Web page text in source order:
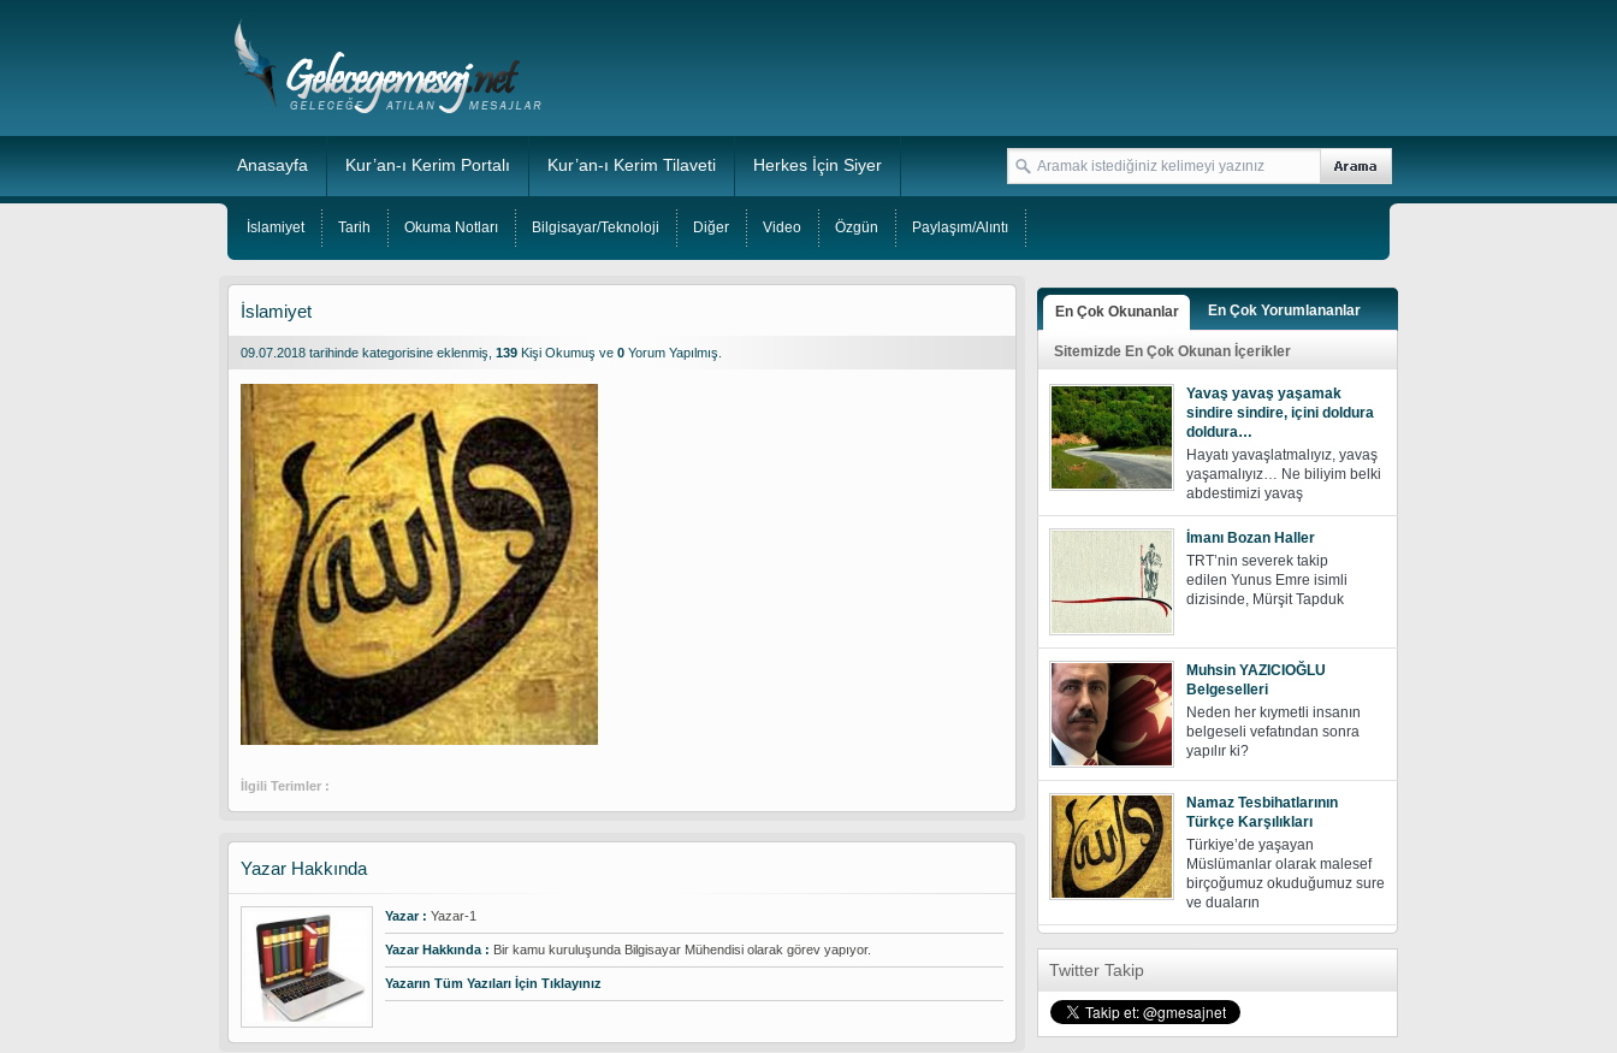
Anasayfa Kur’an-ı Kerim Portalı Kur’an-ı Kerim Tilaveti Herkes İçin Siyer
İslamiyet Tarih Okuma Notları Bilgisayar/Teknoloji Diğer Video Özgün Paylaşım/Alıntı
İslamiyet
09.07.2018 tarihinde kategorisine eklenmiş, 139 Kişi Okumuş ve 0 Yorum Yapılmış.
İlgili Terimler :
Yazar Hakkında
Yazar : Yazar-1
Yazar Hakkında : Bir kamu kuruluşunda Bilgisayar Mühendisi olarak görev yapıyor.
Yazarın Tüm Yazıları İçin Tıklayınız
En Çok Okunanlar En Çok Yorumlananlar
Sitemizde En Çok Okunan İçerikler
Yavaş yavaş yaşamak
sindire sindire, içini doldura
doldura…
Hayatı yavaşlatmalıyız, yavaş
yaşamalıyız… Ne biliyim belki
abdestimizi yavaş
İmanı Bozan Haller
TRT’nin severek takip
edilen Yunus Emre isimli
dizisinde, Mürşit Tapduk
Muhsin YAZICIOĞLU
Belgeselleri
Neden her kıymetli insanın
belgeseli vefatından sonra
yapılır ki?
Namaz Tesbihatlarının
Türkçe Karşılıkları
Türkiye’de yaşayan
Müslümanlar olarak malesef
birçoğumuz okuduğumuz sure
ve duaların
Twitter Takip